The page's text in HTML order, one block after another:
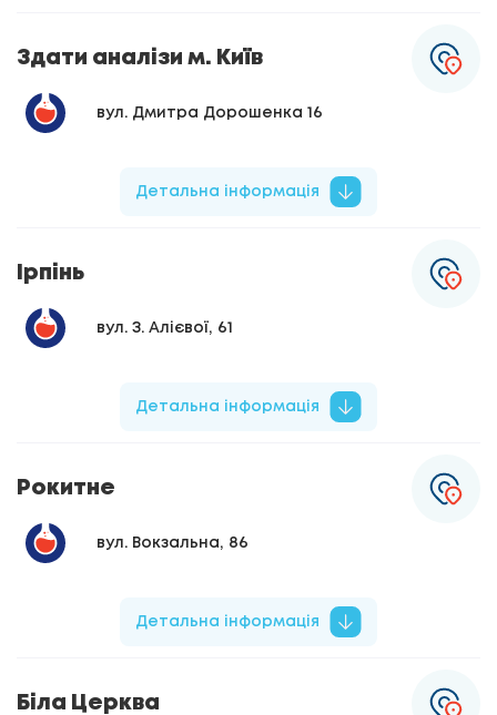
Здати аналізи м. Київ
вул. Дмитра Дорошенка 16
Детальна інформація
Ірпінь
вул. З. Алієвої, 61
Детальна інформація
Рокитне
вул. Вокзальна, 86
Детальна інформація
Біла Церква